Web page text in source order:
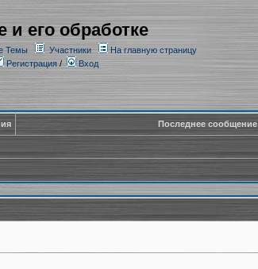
и его обработке
Темы Участники
На главную страницу
Регистрация/ Вход
Последнее сообщение